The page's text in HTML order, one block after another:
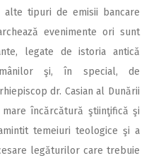
alte tipuri de emisii bancare
evenimente ori sunt
legate de istoria antică
şi, în special, de
dr. Casian al Dunării
încărcătură ştiinţifică şi
temeiuri teologice şi a
legăturilor care trebuie